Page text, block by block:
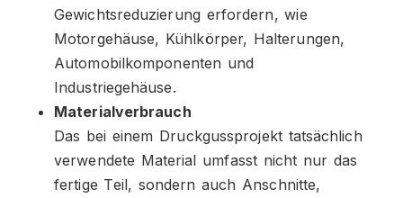
Gewichtsreduzierung erfordern, wie
Motorgehäuse, Kühlkörper, Halterungen,
Automobilkomponenten und
Industriegehäuse.
Materialverbrauch
Das bei einem Druckgussprojekt tatsächlich
verwendete Material umfasst nicht nur das
fertige Teil, sondern auch Anschnitte,